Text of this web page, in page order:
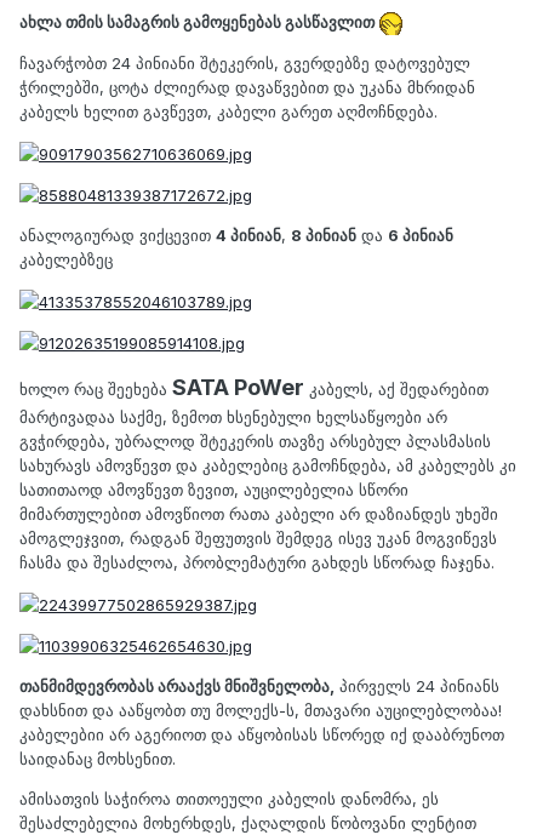
ახლა თმის სამაგრის გამოყენებას გასწავლით
ჩავარჭობთ 24 პინიანი შტეკერის, გვერდებზე დატოვებულ
ჭრილებში, ცოტა ძლიერად დავაწვებით და უკანა მხრიდან
კაბელს ხელით გავწევთ, კაბელი გარეთ აღმოჩნდება.
ანალოგიურად ვიქცევით 4 პინიან, 8 პინიან და 6 პინიან
კაბელებზეც
ხოლო რაც შეეხება SATA PoWer კაბელს, აქ შედარებით
მარტივადაა საქმე, ზემოთ ხსენებული ხელსაწყოები არ
გვჭირდება, უბრალოდ შტეკერის თავზე არსებულ პლასმასის
სახურავს ამოვწევთ და კაბელებიც გამოჩნდება, ამ კაბელებს კი
სათითაოდ ამოვწევთ ზევით, აუცილებელია სწორი
მიმართულებით ამოვწიოთ რათა კაბელი არ დაზიანდეს უხეში
ამოგლეჯვით, რადგან შეფუთვის შემდეგ ისევ უკან მოგვიწევს
ჩასმა და შესაძლოა, პრობლემატური გახდეს სწორად ჩაჯენა.
თანმიმდევრობას არააქვს მნიშვნელობა, პირველს 24 პინიანს
დახსნით და ააწყობთ თუ მოლექს-ს, მთავარი აუცილებლობაა!
კაბელებიი არ აგერიოთ და აწყობისას სწორედ იქ დააბრუნოთ
საიდანაც მოხსენით.
ამისათვის საჭიროა თითოეული კაბელის დანომრა, ეს
შესაძლებელია მოხერხდეს, ქაღალდის წობოვანი ლენტით